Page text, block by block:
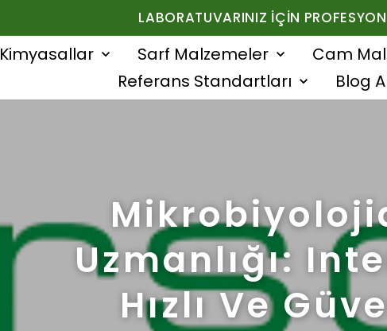
LABORATUVARINIZ İÇIN
Kimyasallar Sarf Malzemeler Cam
Referans Standartları
Blog
Uzmanlığı:
Hızlı Ve